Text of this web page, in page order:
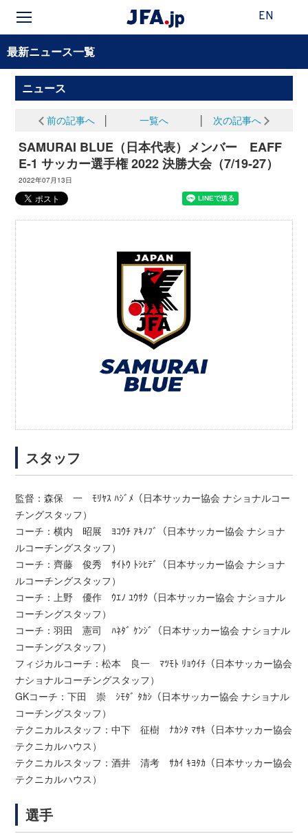
EN
最新ニュース一覧
ニュース
前の記事へ 一覧へ 次の記事へ
SAMURAI BLUE（日本代表）メンバー EAFF
E-1 サッカー選手権 2022 決勝大会（7/19-27）
2022年07月13日
スタッフ
監督：森保 一 ﾓﾘﾔｽ ﾊｼﾞﾒ（日本サッカー協会 ナショナルコー
チングスタッフ）
コーチ：横内 昭展 ﾖｺｳﾁ ｱｷﾉﾌﾞ（日本サッカー協会 ナショナ
ルコーチングスタッフ）
コーチ：齊藤 俊秀 ｻｲﾄｳ ﾄｼﾋﾃﾞ（日本サッカー協会 ナショナ
ルコーチングスタッフ）
コーチ：上野 優作 ｳｴﾉ ﾕｳｻｸ（日本サッカー協会 ナショナル
コーチングスタッフ）
コーチ：羽田 憲司 ﾊﾈﾀﾞ ｹﾝｼﾞ（日本サッカー協会 ナショナル
コーチングスタッフ）
フィジカルコーチ：松本 良一 ﾏﾂﾓﾄ ﾘｮｳｲﾁ（日本サッカー協会
ナショナルコーチングスタッフ）
GKコーチ：下田 崇 ｼﾓﾀﾞ ﾀｶｼ（日本サッカー協会 ナショナル
コーチングスタッフ）
テクニカルスタッフ：中下 征樹 ﾅｶｼﾀ ﾏｻｷ（日本サッカー協会
テクニカルハウス）
テクニカルスタッフ：酒井 清考 ｻｶｲ ｷﾖﾀｶ（日本サッカー協会
テクニカルハウス）
選手